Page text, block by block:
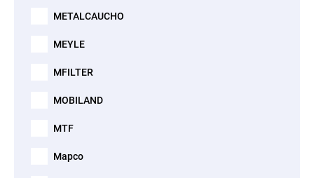
METALCAUCHO
MEYLE
MFILTER
MOBILAND
MTF
Mapco